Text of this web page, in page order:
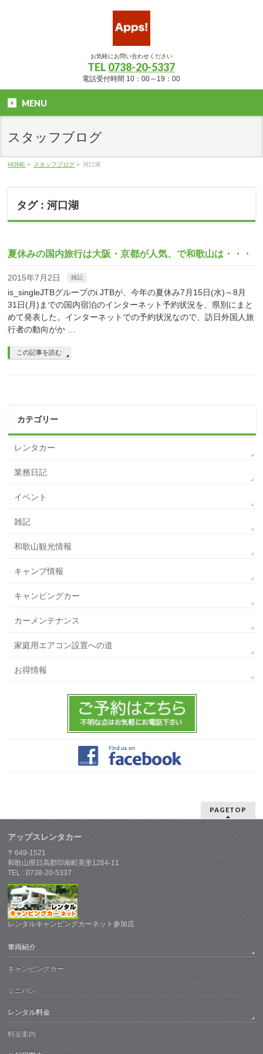
お気軽にお問い合わせください
TEL 0738-20-5337
電話受付時間 10：00～19：00
MENU
スタッフブログ
HOME » スタッフブログ » 河口湖
タグ : 河口湖
夏休みの国内旅行は大阪・京都が人気、で和歌山は・・・
2015年7月2日 雑記
is_singleJTBグループのi.JTBが、今年の夏休み7月15日(水)～8月
31日(月)までの国内宿泊のインターネット予約状況を、県別にまと
めて発表した。インターネットでの予約状況なので、訪日外国人旅
行者の動向がか …
この記事を読む
カテゴリー
レンタカー
業務日記
イベント
雑記
和歌山観光情報
キャンプ情報
キャンピングカー
カーメンテナンス
家庭用エアコン設置への道
お得情報
PAGETOP
アップスレンタカー
〒649-1521
和歌山県日高郡印南町美里1264-11
TEL : 0738-20-5337
レンタルキャンピングカーネット参加店
車両紹介
キャンピングカー
ミニバン
レンタル料金
料金案内